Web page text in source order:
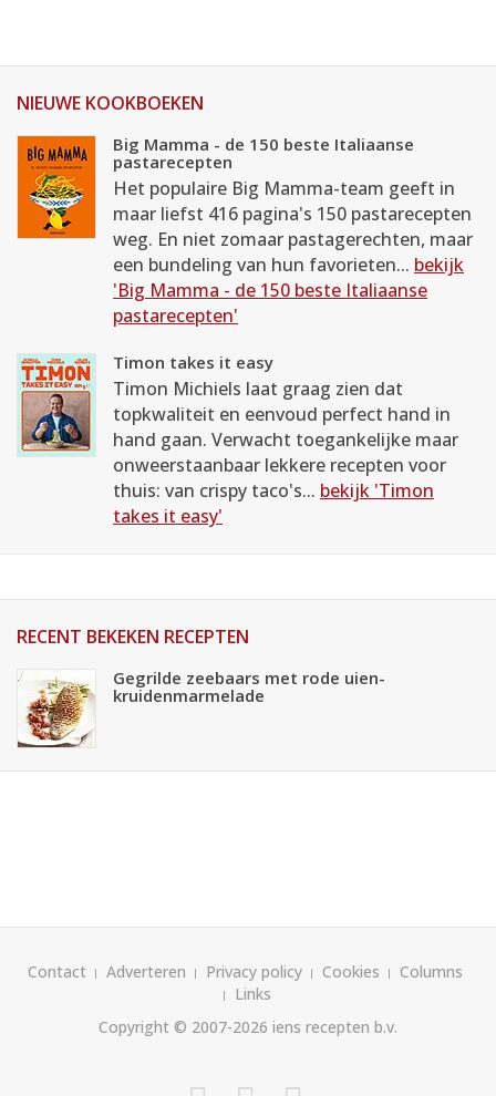
NIEUWE KOOKBOEKEN
Big Mamma - de 150 beste Italiaanse
pastarecepten
Het populaire Big Mamma-team geeft in
maar liefst 416 pagina's 150 pastarecepten
weg. En niet zomaar pastagerechten, maar
een bundeling van hun favorieten... bekijk
'Big Mamma - de 150 beste Italiaanse
pastarecepten'
Timon takes it easy
Timon Michiels laat graag zien dat
topkwaliteit en eenvoud perfect hand in
hand gaan. Verwacht toegankelijke maar
onweerstaanbaar lekkere recepten voor
thuis: van crispy taco's... bekijk 'Timon
takes it easy'
RECENT BEKEKEN RECEPTEN
Gegrilde zeebaars met rode uien-
kruidenmarmelade
Contact Adverteren Privacy policy Cookies
Columns
Links
Copyright © 2007-2026 iens recepten b.v.